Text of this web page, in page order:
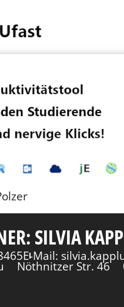
SILVIA
E-Mail:
Nöthnitzer Str. 46